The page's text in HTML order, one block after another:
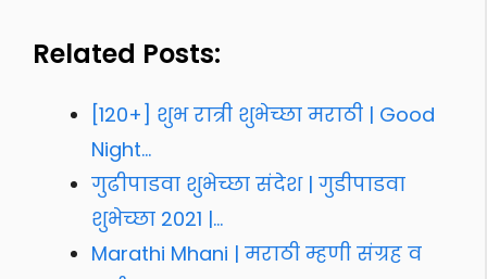
Related Posts:
[120+] शुभ रात्री शुभेच्छा मराठी | Good
Night…
गुढीपाडवा शुभेच्छा संदेश | गुडीपाडवा
शुभेच्छा 2021 |…
Marathi Mhani | मराठी म्हणी संग्रह व